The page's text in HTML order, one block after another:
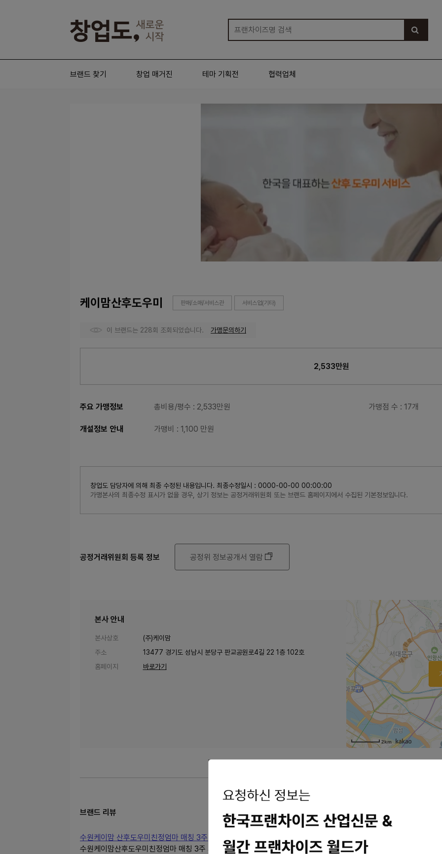
브랜드 찾기 창업 매거진 테마 기획전 협력업체
케이맘산후도우미 판매/소매/서비스관 서비스업(기타)
이 브랜드는 228회 조회되었습니다. 가맹문의하기
2,533만원
주요 가맹정보 총비용/평수 : 2,533만원 가맹점 수 : 17개
개설정보 안내 가맹비 : 1,100 만원
창업도 담당자에 의해 최종 수정된 내용입니다. 최종수정일시 : 0000-00-00 00:00:00
가맹본사의 최종수정 표시가 없을 경우, 상기 정보는 공정거래위원회 또는 브랜드 홈페이지에서 수집된 기본정보입니다.
공정거래위원회 등록 정보 공정위 정보공개서 열람
본사 안내
본사상호
(주)케이맘
주소
13477 경기도 성남시 분당구 판교공원로4길 22 1층 102호
홈페이지
바로가기
2km
브랜드 리뷰
수원케이맘 산후도우미친정엄마 매칭 3주 서비스 후기
수원케이맘산후도우미친정엄마 매칭 3주 서비스 후기 조리원 생활을 2주하고 나서 바로산후도우미3주 서비스를 시